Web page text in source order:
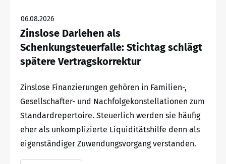
06.08.2026
Zinslose Darlehen als
Schenkungsteuerfalle: Stichtag schlägt
spätere Vertragskorrektur
Zinslose Finanzierungen gehören in Familien-,
Gesellschafter- und Nachfolgekonstellationen zum
Standardrepertoire. Steuerlich werden sie häufig
eher als unkomplizierte Liquiditätshilfe denn als
eigenständiger Zuwendungsvorgang verstanden.